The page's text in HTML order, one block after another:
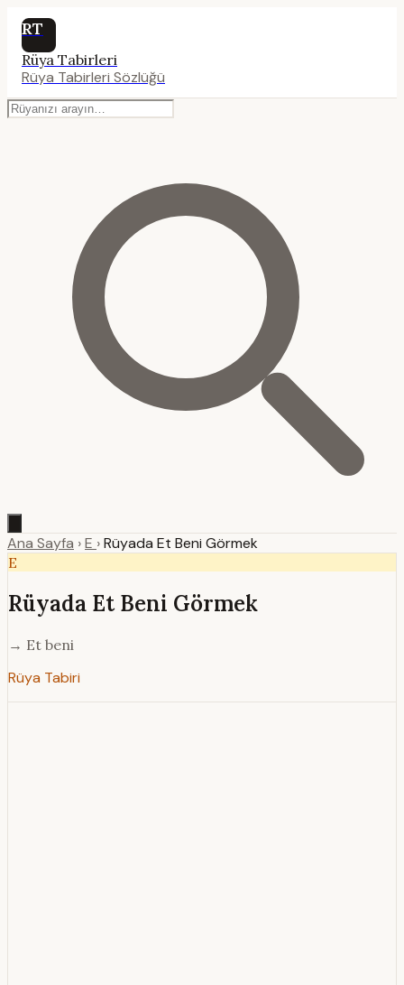
RT
Rüya Tabirleri
Rüya Tabirleri Sözlüğü
Ana Sayfa ›E ›Rüyada Et Beni Görmek
E
Rüyada Et Beni Görmek
→ Et beni
Rüya Tabiri